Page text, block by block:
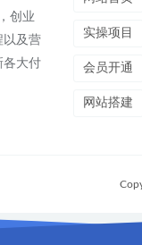
创业
以及营
各大付
实操项目
会员开通
网站搭建